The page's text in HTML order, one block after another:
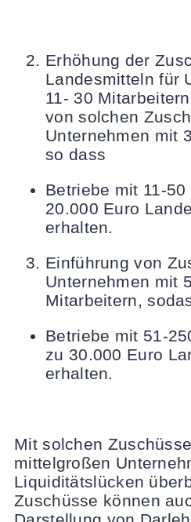
Erhöhung der
Landesmitteln für
11- 30
von solchen
Unternehmen mit
so dass
Betriebe mit 11-
20.000 Euro
erhalten.
Einführung von
Unternehmen mit
Mitarbeitern,
Betriebe mit 51-
zu 30.000 Euro
erhalten.
Mit solchen
mittelgroßen
Liquiditätslücken
Zuschüsse können